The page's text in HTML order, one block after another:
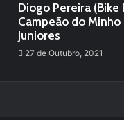
Diogo Pereira (Bike
Campeão do Minho
Juniores
27 de Outubro, 2021